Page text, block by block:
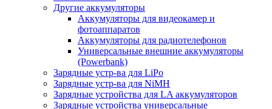
Другие аккумуляторы
Аккумуляторы для видеокамер и
фотоаппаратов
Аккумуляторы для радиотелефонов
Универсальные внешние аккумуляторы
(Powerbank)
Зарядные устр-ва для LiPo
Зарядные устр-ва для NiMH
Зарядные устройства для LA аккумуляторов
Зарядные устройства универсальные